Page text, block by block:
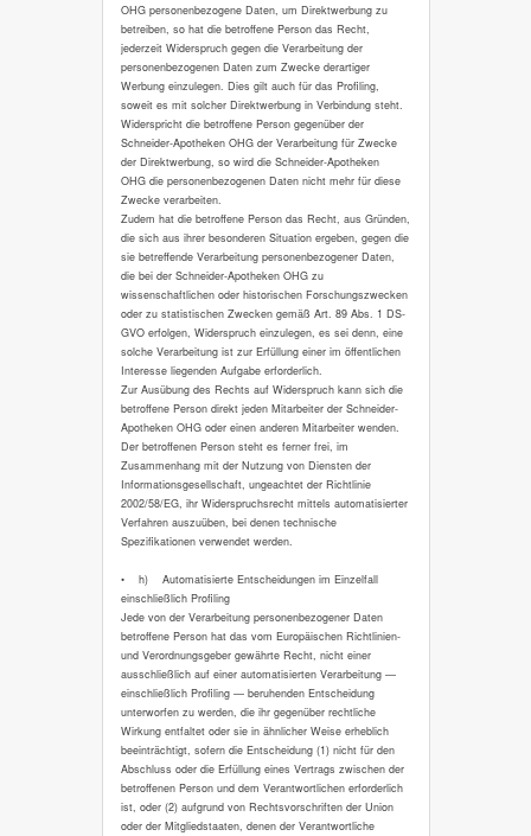
OHG personenbezogene Daten, um Direktwerbung zu
betreiben, so hat die betroffene Person das Recht,
jederzeit Widerspruch gegen die Verarbeitung der
personenbezogenen Daten zum Zwecke derartiger
Werbung einzulegen. Dies gilt auch für das Profiling,
soweit es mit solcher Direktwerbung in Verbindung steht.
Widerspricht die betroffene Person gegenüber der
Schneider-Apotheken OHG der Verarbeitung für Zwecke
der Direktwerbung, so wird die Schneider-Apotheken
OHG die personenbezogenen Daten nicht mehr für diese
Zwecke verarbeiten.
Zudem hat die betroffene Person das Recht, aus Gründen,
die sich aus ihrer besonderen Situation ergeben, gegen die
sie betreffende Verarbeitung personenbezogener Daten,
die bei der Schneider-Apotheken OHG zu
wissenschaftlichen oder historischen Forschungszwecken
oder zu statistischen Zwecken gemäß Art. 89 Abs. 1 DS-
GVO erfolgen, Widerspruch einzulegen, es sei denn, eine
solche Verarbeitung ist zur Erfüllung einer im öffentlichen
Interesse liegenden Aufgabe erforderlich.
Zur Ausübung des Rechts auf Widerspruch kann sich die
betroffene Person direkt jeden Mitarbeiter der Schneider-
Apotheken OHG oder einen anderen Mitarbeiter wenden.
Der betroffenen Person steht es ferner frei, im
Zusammenhang mit der Nutzung von Diensten der
Informationsgesellschaft, ungeachtet der Richtlinie
2002/58/EG, ihr Widerspruchsrecht mittels automatisierter
Verfahren auszuüben, bei denen technische
Spezifikationen verwendet werden.
• h) Automatisierte Entscheidungen im Einzelfall
einschließlich Profiling
Jede von der Verarbeitung personenbezogener Daten
betroffene Person hat das vom Europäischen Richtlinien-
und Verordnungsgeber gewährte Recht, nicht einer
ausschließlich auf einer automatisierten Verarbeitung —
einschließlich Profiling — beruhenden Entscheidung
unterworfen zu werden, die ihr gegenüber rechtliche
Wirkung entfaltet oder sie in ähnlicher Weise erheblich
beeinträchtigt, sofern die Entscheidung (1) nicht für den
Abschluss oder die Erfüllung eines Vertrags zwischen der
betroffenen Person und dem Verantwortlichen erforderlich
ist, oder (2) aufgrund von Rechtsvorschriften der Union
oder der Mitgliedstaaten, denen der Verantwortliche